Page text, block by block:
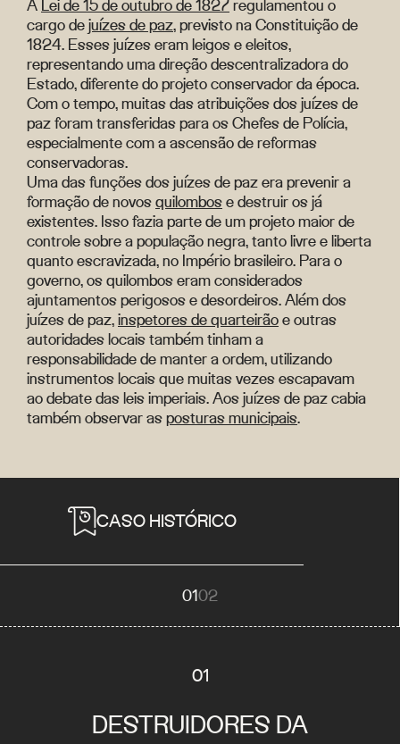
A Lei de 15 de outubro de 1827regulamentou o
cargo dejuízes de paz, previsto na Constituição de
1824. Esses juízes eram leigos e eleitos,
representando uma direção descentralizadora do
Estado, diferente do projeto conservador da época.
Com o tempo, muitas das atribuições dos juízes de
paz foram transferidas para os Chefes de Polícia,
especialmente com a ascensão de reformas
conservadoras.
Uma das funções dos juízes de paz era prevenir a
formação de novosquilombose destruir os já
existentes. Isso fazia parte de um projeto maior de
controle sobre a população negra, tanto livre e liberta
quanto escravizada, no Império brasileiro. Para o
governo, os quilombos eram considerados
ajuntamentos perigosos e desordeiros. Além dos
juízes de paz,inspetores de quarteirãoe outras
autoridades locais também tinham a
responsabilidade de manter a ordem, utilizando
instrumentos locais que muitas vezes escapavam
ao debate das leis imperiais. Aos juízes de paz cabia
também observar asposturas municipais.
CASO HISTÓRICO
0102
01
DESTRUIDORES DA